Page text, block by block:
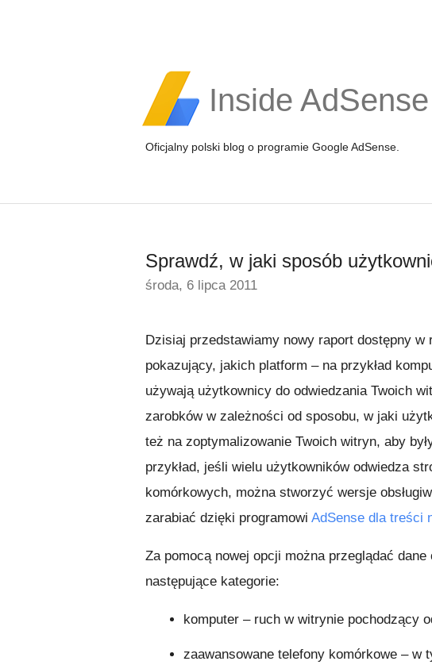
Inside
Oficjalny polski blog o programie Google AdSense.
Sprawdź, w jaki sposób
środa, 6 lipca 2011
Dzisiaj przedstawiamy nowy raport dostępny w
pokazujący, jakich platform – na przykład
używają użytkownicy do odwiedzania Twoich
zarobków w zależności od sposobu, w jaki
też na zoptymalizowanie Twoich witryn, aby
przykład, jeśli wielu użytkowników odwiedza
komórkowych, można stworzyć wersje
zarabiać dzięki programowi AdSense dla treści
Za pomocą nowej opcji można przeglądać
następujące kategorie:
komputer – ruch w witrynie pochodzący
zaawansowane telefony komórkowe – w